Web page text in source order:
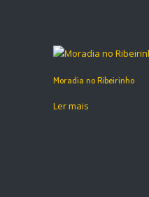
Moradia no Ribeirinho
Ler mais